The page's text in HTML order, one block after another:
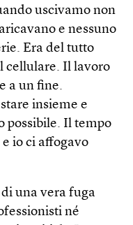
uscivamo non
e nessuno
Era del tutto
cellulare. Il lavoro
a un fine.
insieme e
possibile. Il tempo
io ci affogavo
una vera fuga
né